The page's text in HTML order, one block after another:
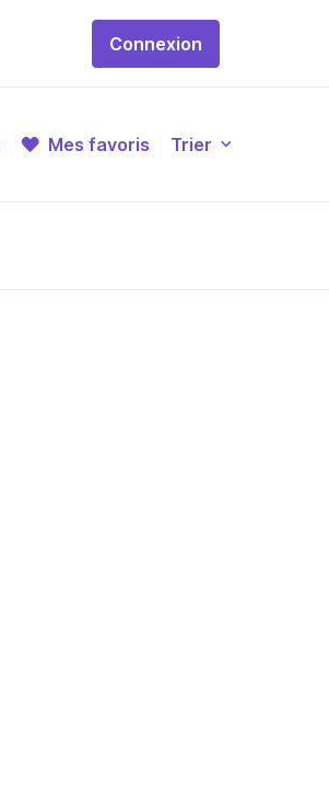
Connexion
Mes favoris Trier